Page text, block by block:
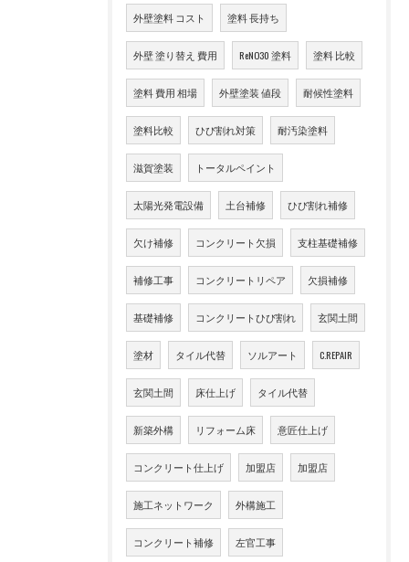
外壁塗料 コスト 塗料 長持ち
外壁 塗り替え 費用 ReNO30 塗料 塗料 比較
塗料 費用 相場 外壁塗装 値段 耐候性塗料
塗料比較 ひび割れ対策 耐汚染塗料
滋賀塗装 トータルペイント
太陽光発電設備 土台補修 ひび割れ補修
欠け補修 コンクリート欠損 支柱基礎補修
補修工事 コンクリートリペア 欠損補修
基礎補修 コンクリートひび割れ 玄関土間
塗材 タイル代替 ソルアート C.REPAIR
玄関土間 床仕上げ タイル代替
新築外構 リフォーム床 意匠仕上げ
コンクリート仕上げ 加盟店 加盟店
施工ネットワーク 外構施工
コンクリート補修 左官工事